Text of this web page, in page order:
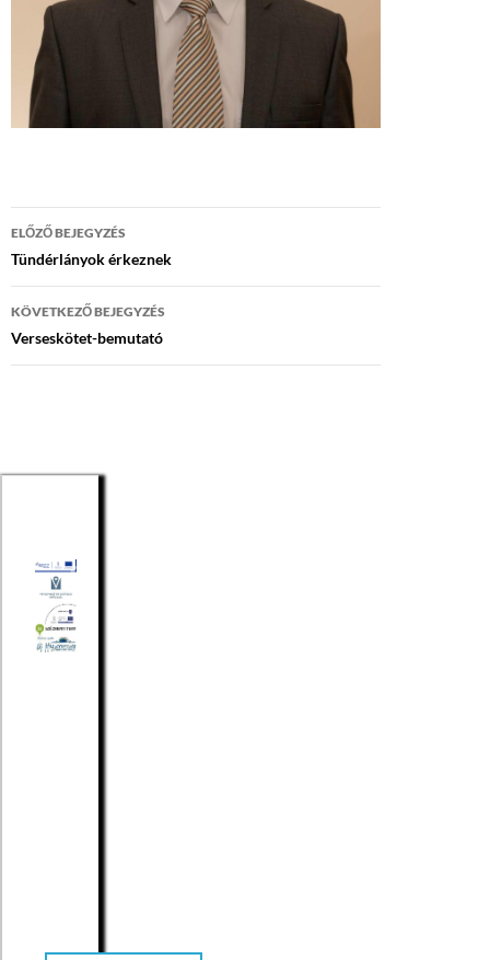
Bejegyzés
navigáció
ELŐZŐ BEJEGYZÉS
Tündérlányok érkeznek
KÖVETKEZŐ BEJEGYZÉS
Verseskötet-bemutató